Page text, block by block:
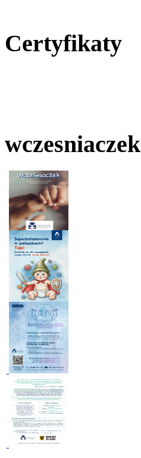
Certyfikaty
wczesniaczek